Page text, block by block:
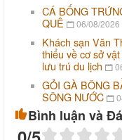
CÁ BỐNG
QUÊ
06/08/2026
Khách sạn Văn
thiểu về cơ sở
lưu trú du lịch
GỎI GÀ BÔNG
SÔNG NƯỚC
Bình luận và